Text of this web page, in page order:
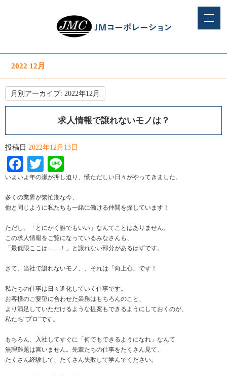
2022 12月
月別アーカイブ: 2022年12月
求人情報で譲れないモノは？
投稿日 2022年12月13日
Facebook
Twitter
いよいよ年の瀬が押し迫り、慌ただしい日々がやってきました。
多くの業界が繁忙期な今、
他と同じように私たちも一緒に働ける仲間を探しています！
ただし、「とにかく誰でもいい」なんてことはありません。
この求人情報をご覧になっているみなさんも、
「最低限ここは……！」と譲れない部分があるはずです。
さて、当社で譲れないモノ、、それは「向上心」です！
私たちの仕事は日々進化していく仕事です。
お客様のご要望に合わせた業務はもちろんのこと、
より満足していただけるような提案もできるようにしておくのが、
私たち“プロ”です。
もちろん、入社してすぐに「何でもできるようになれ」なんて
無理難題は言いません。先輩たちの仕事をたくさん見て、
たくさん経験して、たくさん失敗して学んでください。